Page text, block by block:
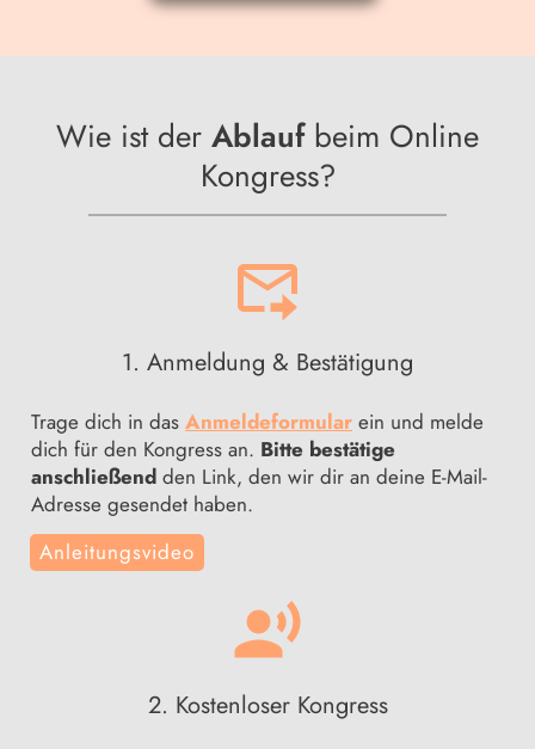
Wie ist der Ablaufbeim Online
Kongress?
1. Anmeldung & Bestätigung
Trage dich in das Anmeldeformular ein und melde
dich für den Kongress an. Bitte bestätige
anschließend den Link, den wir dir an deine E-Mail-
Adresse gesendet haben.
Anleitungsvideo
2. Kostenloser Kongress